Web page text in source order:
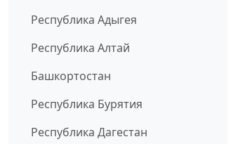
Республика Адыгея
Республика Алтай
Башкортостан
Республика Бурятия
Республика Дагестан